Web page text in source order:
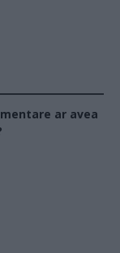
ar avea